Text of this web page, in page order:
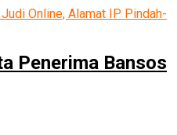
Penerima Bansos